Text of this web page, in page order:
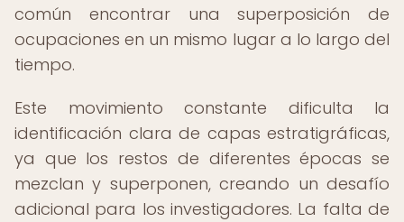
común encontrar una superposición de
ocupaciones en un mismo lugar a lo largo del
tiempo.
Este movimiento constante dificulta la
identificación clara de capas estratigráficas,
ya que los restos de diferentes épocas se
mezclan y superponen, creando un desafío
adicional para los investigadores. La falta de